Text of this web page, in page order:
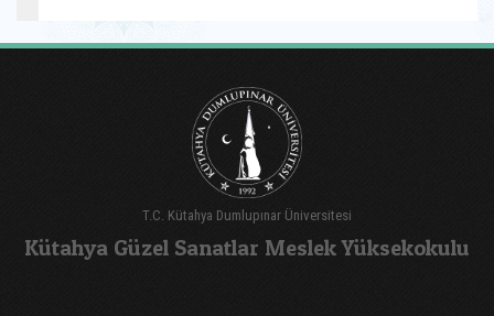
T.C. Kütahya Dumlupınar Üniversitesi
Kütahya Güzel Sanatlar Meslek Yüksekokulu